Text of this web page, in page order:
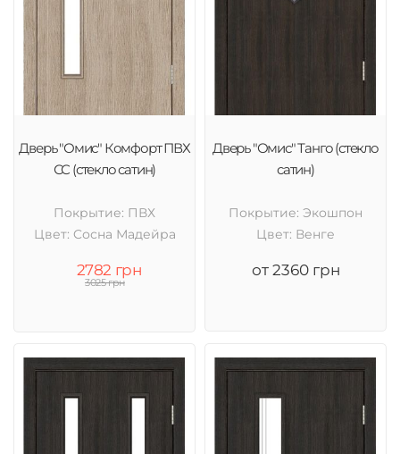
Дверь "Омис" Комфорт ПВХ
СС (стекло сатин)
Покрытие: ПВХ
Цвет: Cосна Мадейра
2782 грн
3025 грн
Дверь "Омис" Танго (стекло
сатин)
Покрытие: Экошпон
Цвет: Венге
от 2360 грн